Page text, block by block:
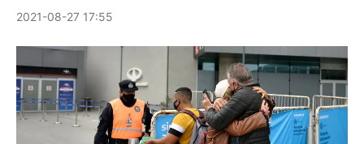
2021-08-27 17:55